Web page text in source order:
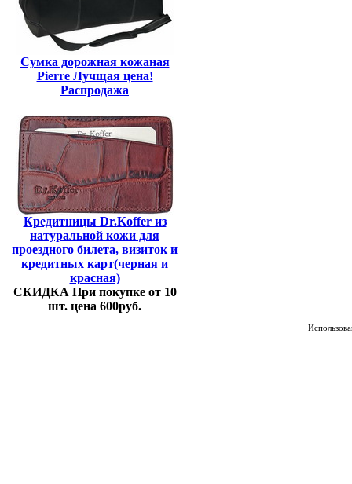
Сумка дорожная кожаная
Pierre Лучщая цена!
Распродажа
Кредитницы Dr.Koffer из
натуральной кожи для
проездного билета, визиток и
кредитных карт(черная и
красная)
СКИДКА При покупке от 10
шт. цена 600руб.